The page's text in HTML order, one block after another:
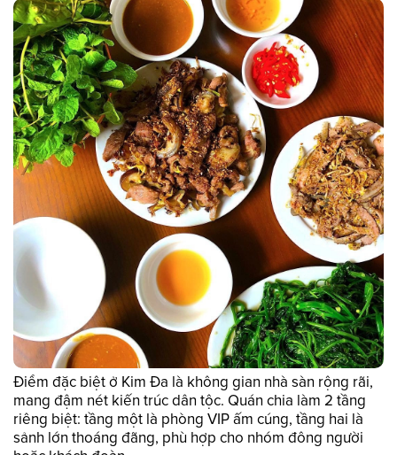
Điểm đặc biệt ở Kim Đa là không gian nhà sàn rộng rãi,
mang đậm nét kiến trúc dân tộc. Quán chia làm 2 tầng
riêng biệt: tầng một là phòng VIP ấm cúng, tầng hai là
sảnh lớn thoáng đãng, phù hợp cho nhóm đông người